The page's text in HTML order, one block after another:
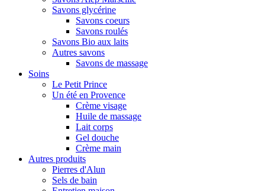
Savons glycérine
Savons coeurs
Savons roulés
Savons Bio aux laits
Autres savons
Savons de massage
Soins
Le Petit Prince
Un été en Provence
Crème visage
Huile de massage
Lait corps
Gel douche
Crème main
Autres produits
Pierres d'Alun
Sels de bain